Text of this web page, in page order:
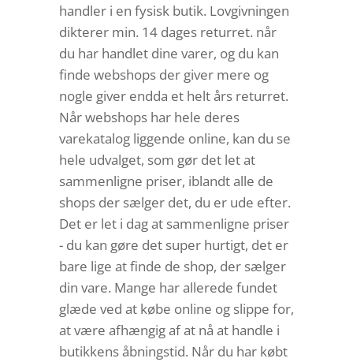
handler i en fysisk butik. Lovgivningen
dikterer min. 14 dages returret. når
du har handlet dine varer, og du kan
finde webshops der giver mere og
nogle giver endda et helt års returret.
Når webshops har hele deres
varekatalog liggende online, kan du se
hele udvalget, som gør det let at
sammenligne priser, iblandt alle de
shops der sælger det, du er ude efter.
Det er let i dag at sammenligne priser
- du kan gøre det super hurtigt, det er
bare lige at finde de shop, der sælger
din vare. Mange har allerede fundet
glæde ved at købe online og slippe for,
at være afhængig af at nå at handle i
butikkens åbningstid. Når du har købt